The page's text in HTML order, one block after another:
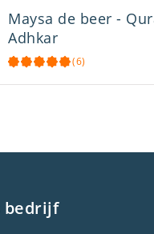
Maysa de beer -
Adhkar
(6)
bedrijf